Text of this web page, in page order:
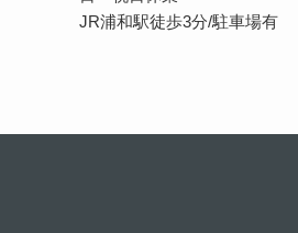
JR浦和駅徒歩3分/駐車場有